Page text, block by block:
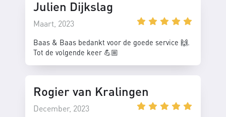
Julien Dijkslag
Maart, 2023
Baas & Baas bedankt voor de goede service 🙌.
Tot de volgende keer 💪🏼
Rogier van Kralingen
December, 2023